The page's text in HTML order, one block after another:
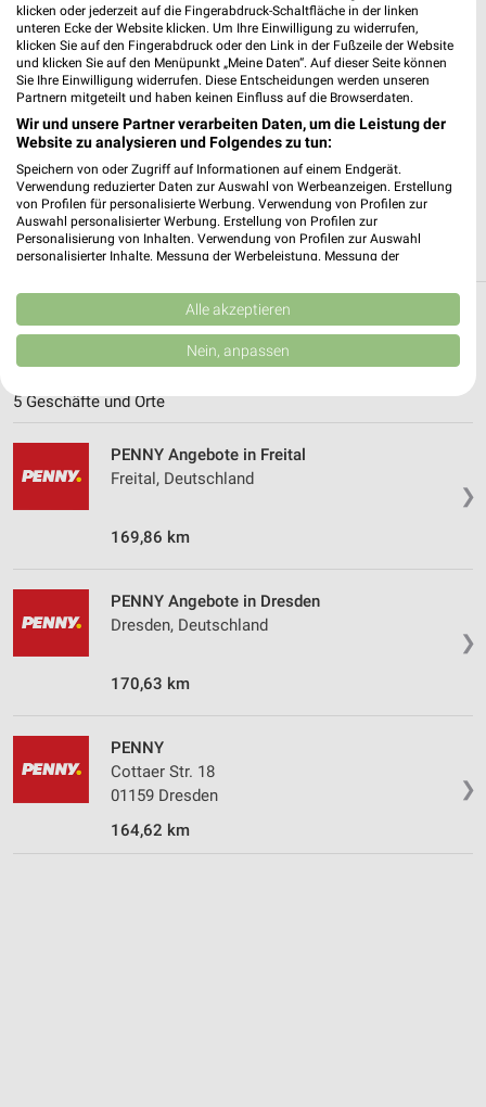
✔Standortgenaue Angebote
✔Folge deinem Lieblingshändler
✔Push-Benachrichtigungen bei neuen Prospekten
Einkaufsliste - Einkauf stressfrei planen
JETZT LADEN UND SPAREN!
Weitere PENNY Geschäfte mit Angeboten in
und um Bannewitz
5 Geschäfte und Orte
❯
PENNY Angebote in Freital
Freital, Deutschland
169,86 km
❯
PENNY Angebote in Dresden
Dresden, Deutschland
170,63 km
❯
PENNY
Cottaer Str. 18
01159 Dresden
164,62 km
klicken oder jederzeit auf die Fingerabdruck-Schaltfläche in der linken
unteren Ecke der Website klicken. Um Ihre Einwilligung zu widerrufen,
klicken Sie auf den Fingerabdruck oder den Link in der Fußzeile der Website
und klicken Sie auf den Menüpunkt „Meine Daten“. Auf dieser Seite können
Sie Ihre Einwilligung widerrufen. Diese Entscheidungen werden unseren
Partnern mitgeteilt und haben keinen Einfluss auf die Browserdaten.
Wir und unsere Partner verarbeiten Daten, um die Leistung der
Website zu analysieren und Folgendes zu tun:
Speichern von oder Zugriff auf Informationen auf einem Endgerät.
Verwendung reduzierter Daten zur Auswahl von Werbeanzeigen. Erstellung
von Profilen für personalisierte Werbung. Verwendung von Profilen zur
Auswahl personalisierter Werbung. Erstellung von Profilen zur
Personalisierung von Inhalten. Verwendung von Profilen zur Auswahl
personalisierter Inhalte. Messung der Werbeleistung. Messung der
Kombinationen von Daten aus verschiedenen Quellen. Entwicklung und
Verbesserung der Angebote. Verwendung reduzierter Daten zur Auswahl
von Inhalten.
Daten können außerhalb der Europäischen Union weitergegeben und in die
Website/App.
Wir nutzen Ihre Daten für folgende Zwecke:
IAB-Verarbeitungszwecke:
auf einem Endgerät
Werbeanzeigen
Werbung
Erstellung von Profilen zur Personalisierung
von Inhalten
Verwendung von Profilen zur Auswahl
Alle akzeptieren
Nein, anpassen